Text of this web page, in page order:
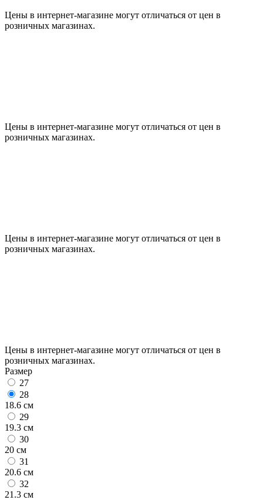
Цены в интернет-магазине могут отличаться от цен в
розничных магазинах.
Цены в интернет-магазине могут отличаться от цен в
розничных магазинах.
Цены в интернет-магазине могут отличаться от цен в
розничных магазинах.
Цены в интернет-магазине могут отличаться от цен в
розничных магазинах.
Размер
27
28
18.6 см
29
19.3 см
30
20 см
31
20.6 см
32
21.3 см